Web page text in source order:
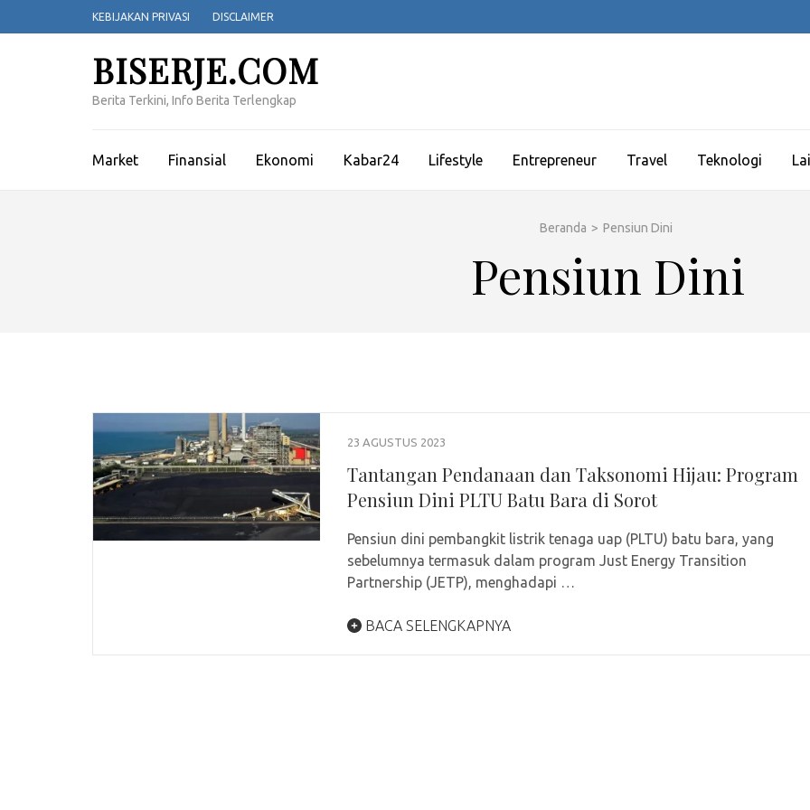
ke
KEBIJAKAN PRIVASI DISCLAIMER
BISERJE.COM
Berita Terkini, Info Berita Terlengkap
Market Finansial Ekonomi Kabar24 Lifestyle Entrepreneur Travel Teknologi
Beranda > Pensiun Dini
Pensiun Dini
23 AGUSTUS 2023
Tantangan Pendanaan dan Taksonomi Hijau: Program
Pensiun Dini PLTU Batu Bara di Sorot
Pensiun dini pembangkit listrik tenaga uap (PLTU) batu bara, yang
sebelumnya termasuk dalam program Just Energy Transition
Partnership (JETP), menghadapi …
BACA SELENGKAPNYA